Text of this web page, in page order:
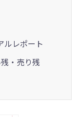
ルレポート
・売り残